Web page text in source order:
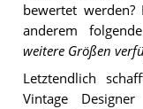
bewertet
anderem
weitere Größen
Letztendlich
Vintage